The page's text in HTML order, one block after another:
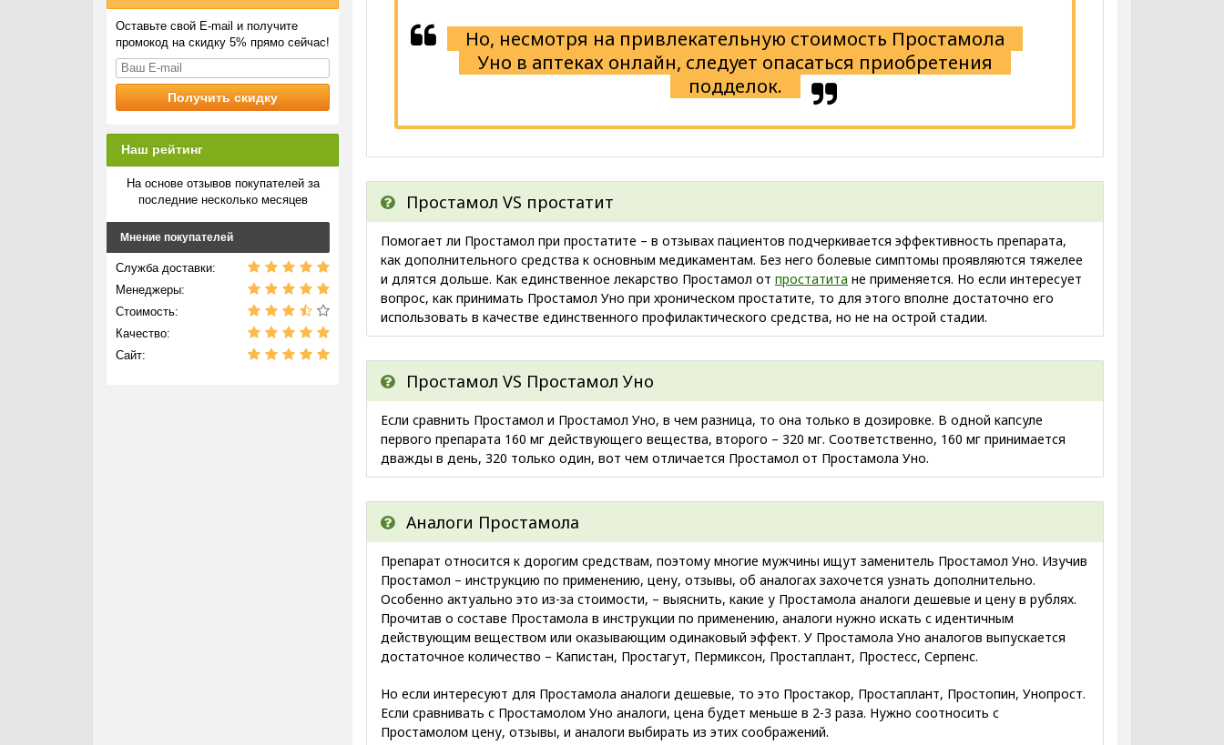
Но, несмотря на привлекательную стоимость Простамола
Уно в аптеках онлайн, следует опасаться приобретения
подделок.
Простамол VS простатит
Помогает ли Простамол при простатите – в отзывах пациентов подчеркивается эффективность препарата,
как дополнительного средства к основным медикаментам. Без него болевые симптомы проявляются тяжелее
и длятся дольше. Как единственное лекарство Простамол от простатита не применяется. Но если интересует
вопрос, как принимать Простамол Уно при хроническом простатите, то для этого вполне достаточно его
использовать в качестве единственного профилактического средства, но не на острой стадии.
Простамол VS Простамол Уно
Если сравнить Простамол и Простамол Уно, в чем разница, то она только в дозировке. В одной капсуле
первого препарата 160 мг действующего вещества, второго – 320 мг. Соответственно, 160 мг принимается
дважды в день, 320 только один, вот чем отличается Простамол от Простамола Уно.
Аналоги Простамола
Препарат относится к дорогим средствам, поэтому многие мужчины ищут заменитель Простамол Уно. Изучив
Простамол – инструкцию по применению, цену, отзывы, об аналогах захочется узнать дополнительно.
Особенно актуально это из-за стоимости, – выяснить, какие у Простамола аналоги дешевые и цену в рублях.
Прочитав о составе Простамола в инструкции по применению, аналоги нужно искать с идентичным
действующим веществом или оказывающим одинаковый эффект. У Простамола Уно аналогов выпускается
достаточное количество – Капистан, Простагут, Пермиксон, Простаплант, Простесс, Серпенс.
Но если интересуют для Простамола аналоги дешевые, то это Простакор, Простаплант, Простопин, Унопрост.
Если сравнивать с Простамолом Уно аналоги, цена будет меньше в 2-3 раза. Нужно соотносить с
Простамолом цену, отзывы, и аналоги выбирать из этих соображений.
Оставьте свой E-mail и получите
промокод на скидку 5% прямо сейчас!
Наш рейтинг
На основе отзывов покупателей за
последние несколько месяцев
Мнение покупателей
Служба доставки:
Менеджеры:
Стоимость:
Качество:
Сайт: